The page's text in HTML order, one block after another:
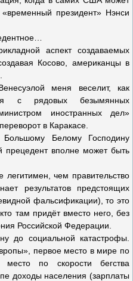
президент» Нэнси
аспект создаваемых
Косово, американцы в
меня веселит, как
с рядовых безымянных
иностранных дел»
в Каракасе.
Белому Господину
прецедент вполне может быть
чем правительство
результатов предстоящих
фальсификации), то это
там придёт вместо него, без
Российской Федерации.
до социальной катастрофы.
первое место в мире по
по скорости бегства
доходы населения (зарплаты